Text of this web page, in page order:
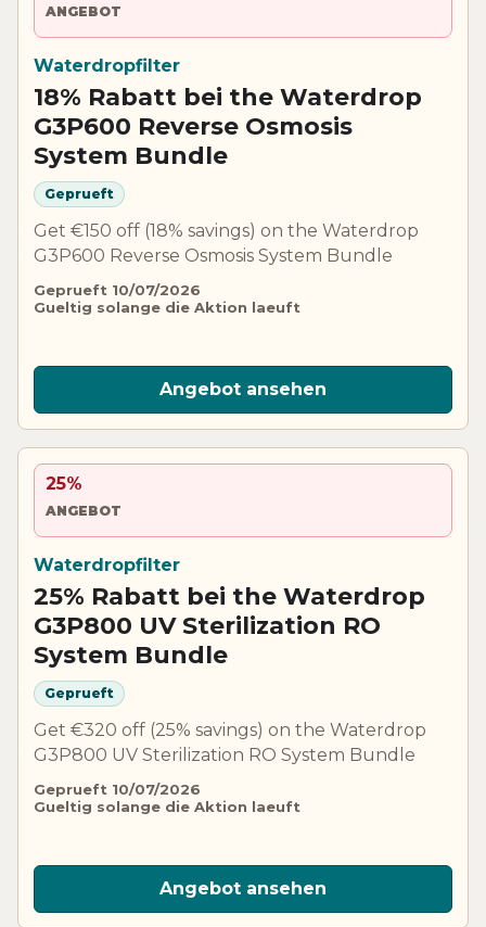
ANGEBOT
Waterdropfilter
18% Rabatt bei the Waterdrop
G3P600 Reverse Osmosis
System Bundle
Geprueft
Get €150 off (18% savings) on the Waterdrop
G3P600 Reverse Osmosis System Bundle
Geprueft 10/07/2026
Gueltig solange die Aktion laeuft
Angebot ansehen
25%
ANGEBOT
Waterdropfilter
25% Rabatt bei the Waterdrop
G3P800 UV Sterilization RO
System Bundle
Geprueft
Get €320 off (25% savings) on the Waterdrop
G3P800 UV Sterilization RO System Bundle
Geprueft 10/07/2026
Gueltig solange die Aktion laeuft
Angebot ansehen